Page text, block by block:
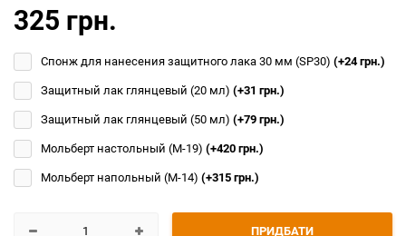
325 грн.
Спонж для нанесения защитного лака 30 мм (SP30) (+24 грн.)
Защитный лак глянцевый (20 мл) (+31 грн.)
Защитный лак глянцевый (50 мл) (+79 грн.)
Мольберт настольный (М-19) (+420 грн.)
Мольберт напольный (М-14) (+315 грн.)
ПРИДБАТИ